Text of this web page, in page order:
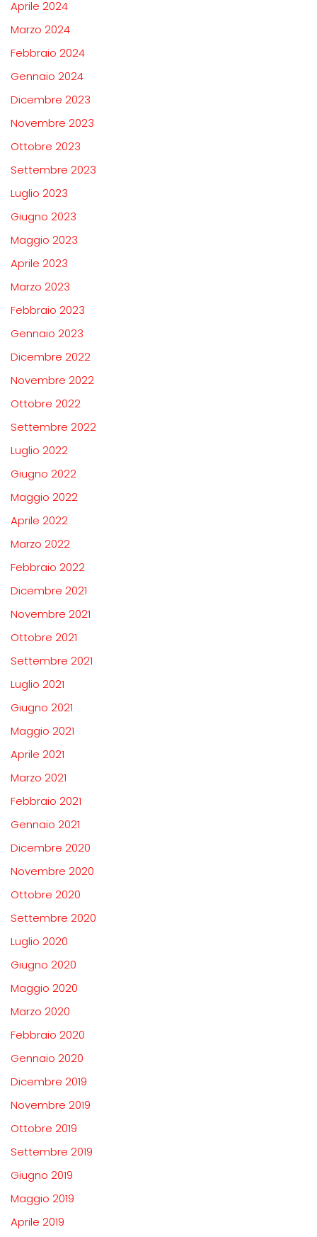
Aprile 2024
Marzo 2024
Febbraio 2024
Gennaio 2024
Dicembre 2023
Novembre 2023
Ottobre 2023
Settembre 2023
Luglio 2023
Giugno 2023
Maggio 2023
Aprile 2023
Marzo 2023
Febbraio 2023
Gennaio 2023
Dicembre 2022
Novembre 2022
Ottobre 2022
Settembre 2022
Luglio 2022
Giugno 2022
Maggio 2022
Aprile 2022
Marzo 2022
Febbraio 2022
Dicembre 2021
Novembre 2021
Ottobre 2021
Settembre 2021
Luglio 2021
Giugno 2021
Maggio 2021
Aprile 2021
Marzo 2021
Febbraio 2021
Gennaio 2021
Dicembre 2020
Novembre 2020
Ottobre 2020
Settembre 2020
Luglio 2020
Giugno 2020
Maggio 2020
Marzo 2020
Febbraio 2020
Gennaio 2020
Dicembre 2019
Novembre 2019
Ottobre 2019
Settembre 2019
Giugno 2019
Maggio 2019
Aprile 2019